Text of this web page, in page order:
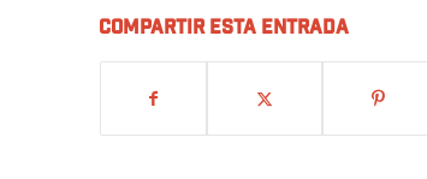
Compartir esta entrada